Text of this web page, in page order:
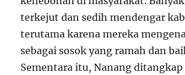
terkejut dan sedih mendengar
terutama karena mereka
sebagai sosok yang ramah dan
Sementara itu, Nanang ditangkap